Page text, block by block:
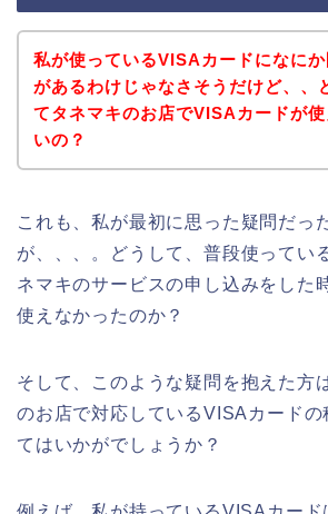
私が使っているVISAカードになにか
があるわけじゃなさそうだけど、、
てタネマキのお店でVISAカードが
いの？
これも、私が最初に思った疑問だっ
が、、、。どうして、普段使ってい
ネマキのサービスの申し込みをした
使えなかったのか？
そして、このような疑問を抱えた方
のお店で対応しているVISAカードの
てはいかがでしょうか？